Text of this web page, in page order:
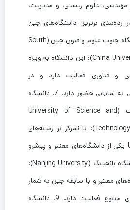
علوم زیستی، و مدیریت،
رده‌بندی برترین دانشگاه‌های چین
جای می‌گیرد. 6. دانشگاه جنوب علوم و فنون چین (South
China University of Technology): این دانشگاه به ویژه
و فناوری فعالیت دارد و در
رده‌بندی‌های بین‌المللی به نمایانی حضور دارد. 7. دانشگاه
چین علوم و صنعت (University of Science and
Technology of China – USTC): با تمرکز بر زمینه‌های
علوم و فناوری، USTC یکی از دانشگاه‌های معتبر و پیشرو
در چین است. 8. دانشگاه نانجینگ (Nanjing University):
معتبر و با سابقه چین به شمار
می‌رود و در زمینه‌های متنوع فعالیت دارد. 9. دانشگاه